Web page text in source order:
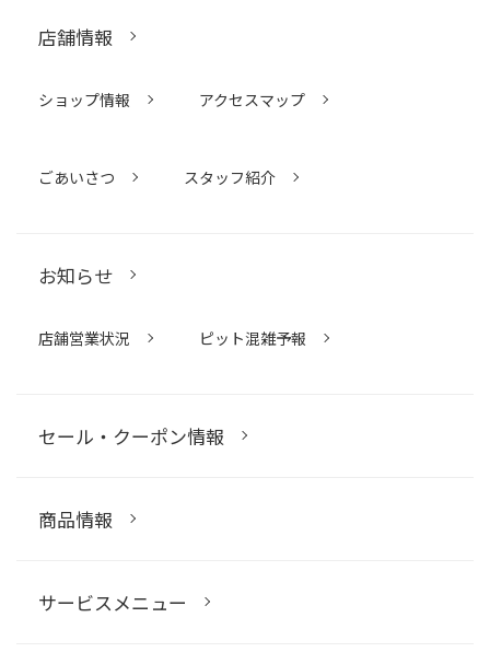
店舗情報
ショップ情報 アクセスマップ
ごあいさつ スタッフ紹介
お知らせ
店舗営業状況 ピット混雑予報
セール・クーポン情報
商品情報
サービスメニュー